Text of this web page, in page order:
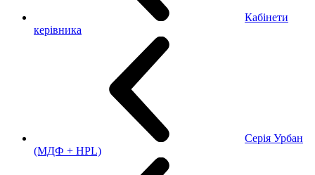
Кабінети
керівника
Серія Урбан
(МДФ + HPL)